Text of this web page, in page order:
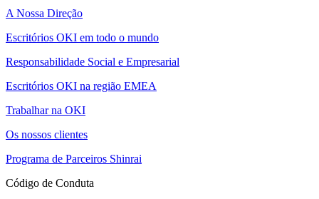
A Nossa Direção
Escritórios OKI em todo o mundo
Responsabilidade Social e Empresarial
Escritórios OKI na região EMEA
Trabalhar na OKI
Os nossos clientes
Programa de Parceiros Shinrai
Código de Conduta